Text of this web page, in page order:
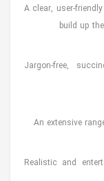
A clear, user-
build up
Jargon-free,
An extensive
Realistic and